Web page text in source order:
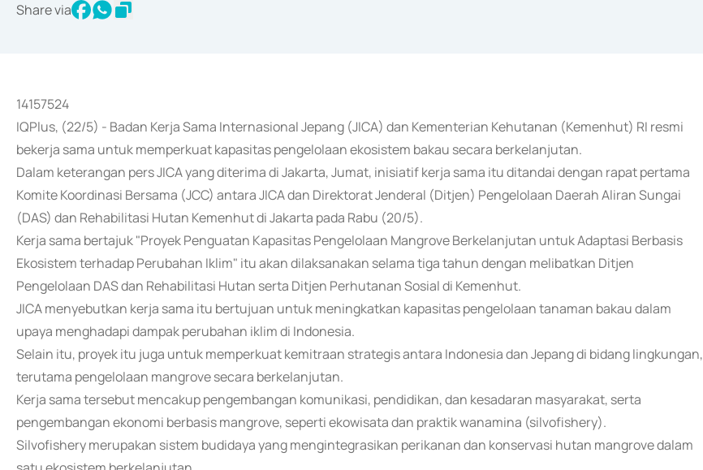
Share via
14157524
IQPlus, (22/5) - Badan Kerja Sama Internasional Jepang (JICA) dan Kementerian Kehutanan (Kemenhut) RI resmi
bekerja sama untuk memperkuat kapasitas pengelolaan ekosistem bakau secara berkelanjutan.
Dalam keterangan pers JICA yang diterima di Jakarta, Jumat, inisiatif kerja sama itu ditandai dengan rapat pertama
Komite Koordinasi Bersama (JCC) antara JICA dan Direktorat Jenderal (Ditjen) Pengelolaan Daerah Aliran Sungai
(DAS) dan Rehabilitasi Hutan Kemenhut di Jakarta pada Rabu (20/5).
Kerja sama bertajuk "Proyek Penguatan Kapasitas Pengelolaan Mangrove Berkelanjutan untuk Adaptasi Berbasis
Ekosistem terhadap Perubahan Iklim" itu akan dilaksanakan selama tiga tahun dengan melibatkan Ditjen
Pengelolaan DAS dan Rehabilitasi Hutan serta Ditjen Perhutanan Sosial di Kemenhut.
JICA menyebutkan kerja sama itu bertujuan untuk meningkatkan kapasitas pengelolaan tanaman bakau dalam
upaya menghadapi dampak perubahan iklim di Indonesia.
Selain itu, proyek itu juga untuk memperkuat kemitraan strategis antara Indonesia dan Jepang di bidang lingkungan,
terutama pengelolaan mangrove secara berkelanjutan.
Kerja sama tersebut mencakup pengembangan komunikasi, pendidikan, dan kesadaran masyarakat, serta
pengembangan ekonomi berbasis mangrove, seperti ekowisata dan praktik wanamina (silvofishery).
Silvofishery merupakan sistem budidaya yang mengintegrasikan perikanan dan konservasi hutan mangrove dalam